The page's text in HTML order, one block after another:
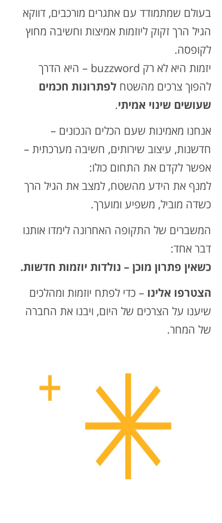
בעולם שמתמודד עם אתגרים מורכבים, דווקא
הגיל הרך זקוק ליוזמות אמיצות וחשיבה מחוץ
לקופסה.
יזמות היא לא רק buzzword – היא הדרך
להפוך צרכים מהשטחלפתרונות חכמים
שעושים שינוי אמיתי.
אנחנו מאמינות שעם הכלים הנכונים –
חדשנות, עיצוב שירותים, חשיבה מערכתית –
אפשר לקדם את התחום כולו:
למנף את הידע מהשטח, למצב את הגיל הרך
כשדה מוביל, משפיע ומוערך.
המשברים של התקופה האחרונה לימדו אותנו
דבר אחד:
כשאין פתרון מוכן – נולדות יוזמות חדשות.
הצטרפו אלינו – כדי לפתח יוזמות ומהלכים
שיענו על הצרכים של היום, ויבנו את החברה
של המחר.